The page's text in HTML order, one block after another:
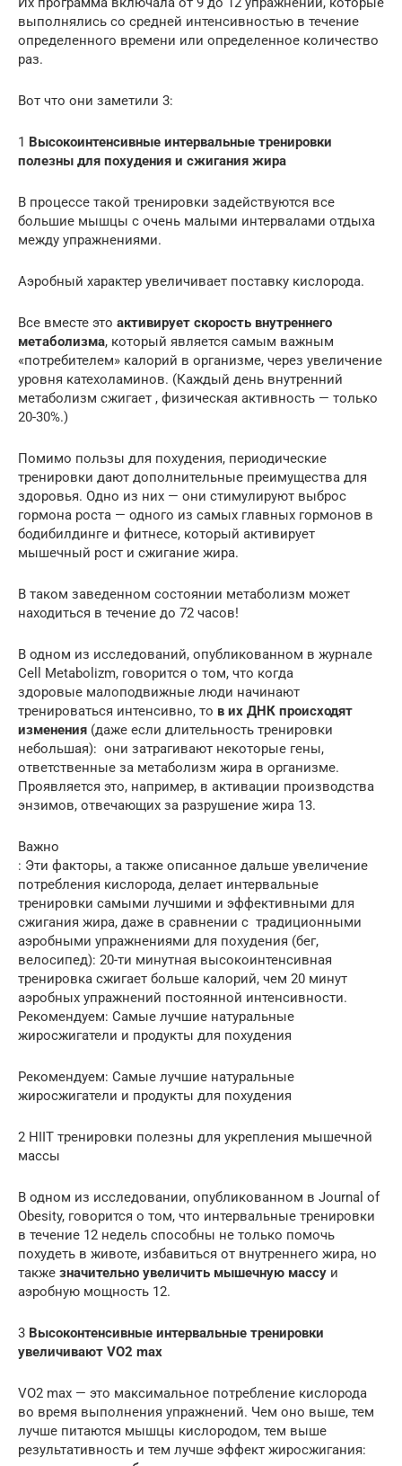
выполнялись со средней интенсивностью в течение
определенного времени или определенное количество
раз.
Вот что они заметили 3:
1 Высокоинтенсивные интервальные тренировки
полезны для похудения и сжигания жира
В процессе такой тренировки задействуются все
большие мышцы с очень малыми интервалами отдыха
между упражнениями.
Аэробный характер увеличивает поставку кислорода.
Все вместе это активирует скорость внутреннего
метаболизма, который является самым важным
«потребителем» калорий в организме, через увеличение
уровня катехоламинов. (Каждый день внутренний
метаболизм сжигает , физическая активность — только
20-30%.)
Помимо пользы для похудения, периодические
тренировки дают дополнительные преимущества для
здоровья. Одно из них — они стимулируют выброс
гормона роста — одного из самых главных гормонов в
бодибилдинге и фитнесе, который активирует
мышечный рост и сжигание жира.
В таком заведенном состоянии метаболизм может
находиться в течение до 72 часов!
В одном из исследований, опубликованном в журнале
Cell Metabolizm, говорится о том, что когда
здоровые малоподвижные люди начинают
тренироваться интенсивно, то в их ДНК происходят
изменения (даже если длительность тренировки
небольшая): они затрагивают некоторые гены,
ответственные за метаболизм жира в организме.
Проявляется это, например, в активации производства
энзимов, отвечающих за разрушение жира 13.
Важно
: Эти факторы, а также описанное дальше увеличение
потребления кислорода, делает интервальные
тренировки самыми лучшими и эффективными для
сжигания жира, даже в сравнении с традиционными
аэробными упражнениями для похудения (бег,
велосипед): 20-ти минутная высокоинтенсивная
тренировка сжигает больше калорий, чем 20 минут
аэробных упражнений постоянной интенсивности.
Рекомендуем: Самые лучшие натуральные
жиросжигатели и продукты для похудения
Рекомендуем: Самые лучшие натуральные
жиросжигатели и продукты для похудения
2 HIIT тренировки полезны для укрепления мышечной
массы
В одном из исследовании, опубликованном в Journal of
Obesity, говорится о том, что интервальные тренировки
в течение 12 недель способны не только помочь
похудеть в животе, избавиться от внутреннего жира, но
также значительно увеличить мышечную массу и
аэробную мощность 12.
3 Высоконтенсивные интервальные тренировки
увеличивают VO2 max
VO2 max — это максимальное потребление кислорода
во время выполнения упражнений. Чем оно выше, тем
лучше питаются мышцы кислородом, тем выше
результативность и тем лучше эффект жиросжигания: